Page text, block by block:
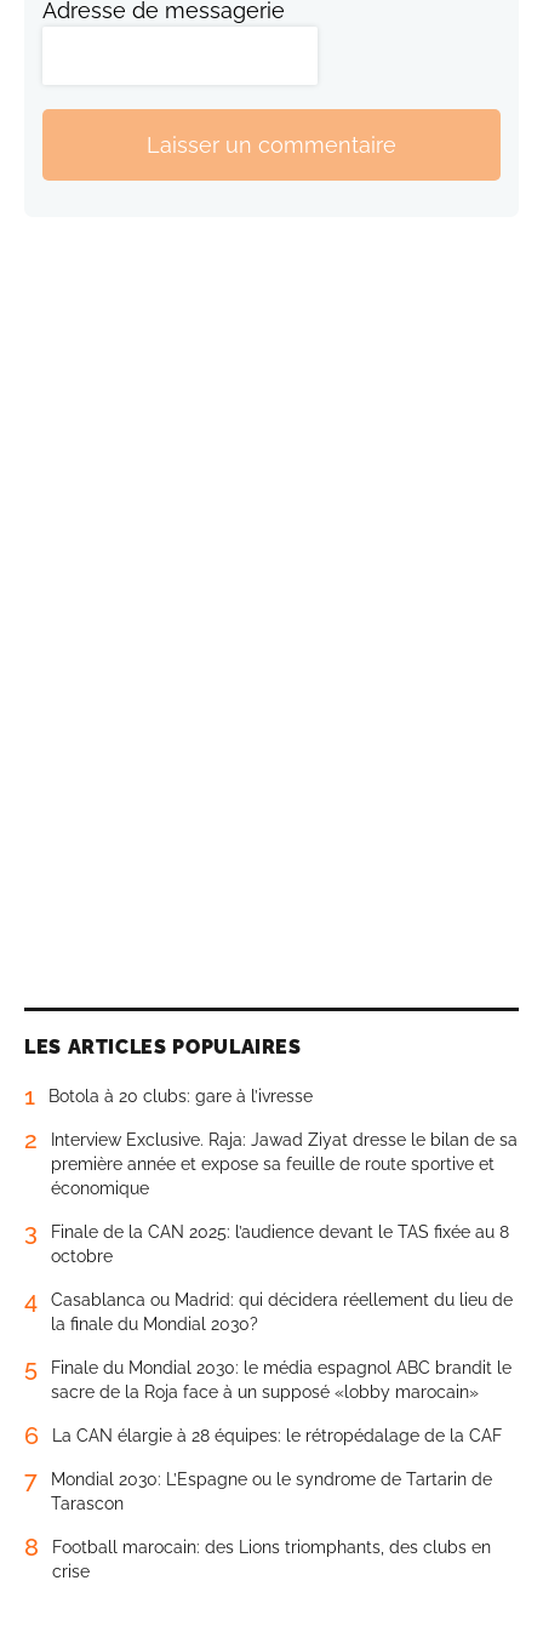
Adresse de messagerie
Laisser un commentaire
LES ARTICLES POPULAIRES
1 Botola à 20 clubs: gare à l’ivresse
2
Interview Exclusive. Raja: Jawad Ziyat dresse le bilan de sa
première année et expose sa feuille de route sportive et
économique
3
Finale de la CAN 2025: l’audience devant le TAS fixée au 8
octobre
4
Casablanca ou Madrid: qui décidera réellement du lieu de
la finale du Mondial 2030?
5
Finale du Mondial 2030: le média espagnol ABC brandit le
sacre de la Roja face à un supposé «lobby marocain»
6 La CAN élargie à 28 équipes: le rétropédalage de la CAF
7
Mondial 2030: L’Espagne ou le syndrome de Tartarin de
Tarascon
8
Football marocain: des Lions triomphants, des clubs en
crise